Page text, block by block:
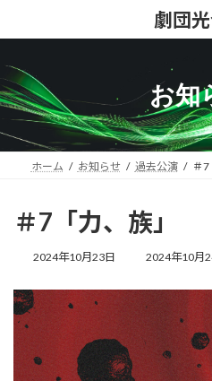
the
the
劇団
お知
ホーム お知らせ 過去公演 ＃7
＃7「力、族」
2024年10月23日
Last
updated
2024年10月